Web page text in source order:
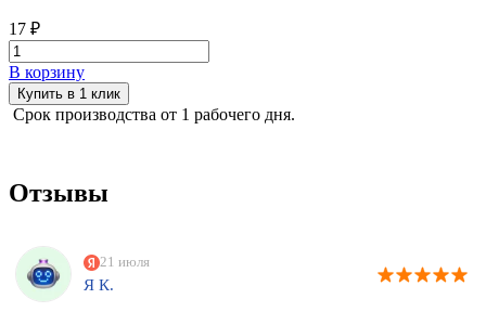
17 ₽
В корзину
Купить в 1 клик
Срок производства от 1 рабочего дня.
Отзывы
21 июля
Я К.